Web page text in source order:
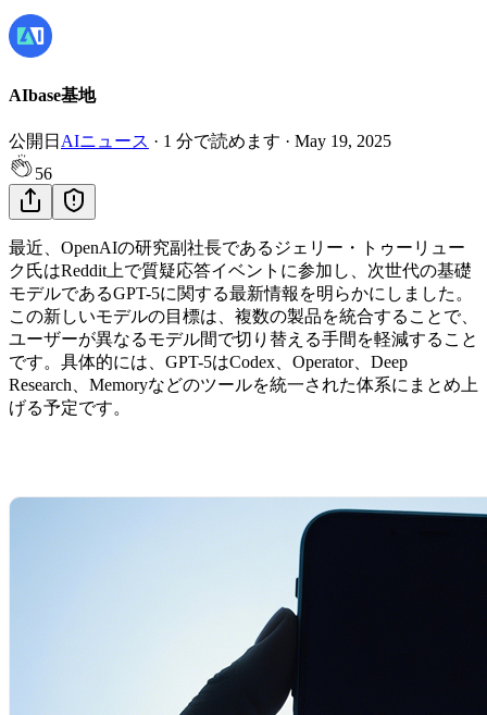
AIbase基地
公開日 AIニュース · 1 分で読めます · May 19, 2025
56
最近、OpenAIの研究副社長であるジェリー・トゥーリュー
ク氏はReddit上で質疑応答イベントに参加し、次世代の基礎
モデルであるGPT-5に関する最新情報を明らかにしました。
この新しいモデルの目標は、複数の製品を統合することで、
ユーザーが異なるモデル間で切り替える手間を軽減すること
です。具体的には、GPT-5はCodex、Operator、Deep
Research、Memoryなどのツールを統一された体系にまとめ上
げる予定です。